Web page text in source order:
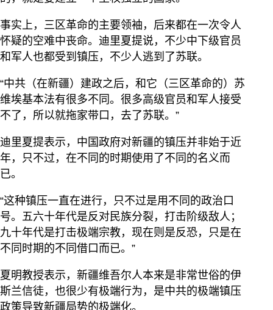
事实上，三区革命的主要领袖，后来都在一次令人
怀疑的空难中丧命。迪里夏提说，不少中下级官员
和军人也都受到镇压，不少人逃到了苏联。
“中共（在新疆）建政之后，和它（三区革命的）苏
维埃基本法有很多不同。很多高级官员和军人接受
不了，所以就拖家带口，去了苏联。”
迪里夏提表示，中国政府对新疆的镇压并非始于近
年，只不过，在不同的时期使用了不同的名义而
已。
“这种镇压一直在进行，只不过是用不同的政治口
号。五六十年代是反对民族分裂，打击阶级敌人；
九十年代是打击极端宗教，现在则是反恐，只是在
不同时期的不同借口而已。”
夏明教授表示，新疆维吾尔人本来是非常世俗的伊
斯兰信徒，也很少有极端行为，是中共的极端镇压
政策导致新疆局势的极端化。